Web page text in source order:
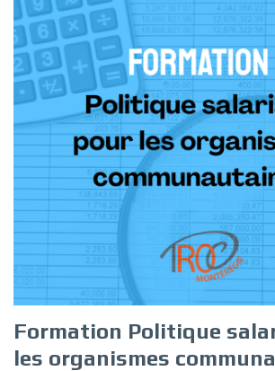
Formation Politique
les organismes